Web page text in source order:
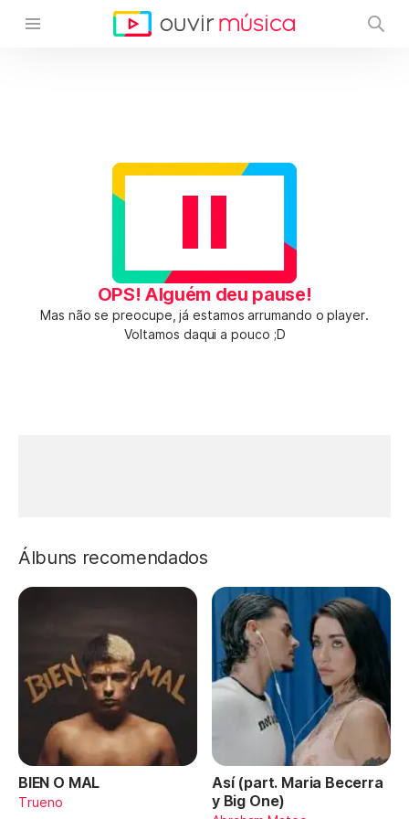
OPS! Alguém deu pause!
Mas não se preocupe, já estamos arrumando o player.
Voltamos daqui a pouco ;D
Álbuns recomendados
BIEN O MAL
Trueno
Así (part. Maria Becerra
y Big One)